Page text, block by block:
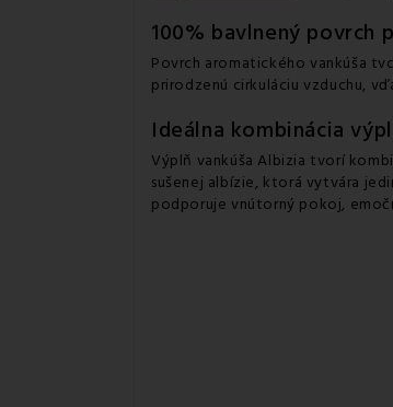
100% bavlnený povrch
Povrch aromatického vankúša
prirodzenú cirkuláciu vzduchu,
Ideálna kombinácia
Výplň vankúša Albizia tvorí
sušenej albízie, ktorá vytvára
podporuje vnútorný pokoj,